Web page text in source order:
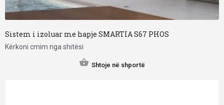
Sistem i izoluar me hapje SMARTIA S67 PHOS
Kërkoni cmim nga shitësi
Shtoje në shportë